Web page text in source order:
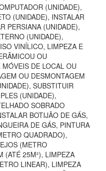
(UNIDADE),
(UNIDADE), INSTALAR
PERSIANA (UNIDADE),
(UNIDADE),
VINÍLICO, LIMPEZA E
OU
DE LOCAL OU
OU DESMONTAGEM
SUBSTITUIR
(UNIDADE),
SOBRADO
BOTIJÃO DE GÁS,
DE GÁS, PINTURA
QUADRADO),
(METRO
(ATÉ 25M²), LIMPEZA
LINEAR), LIMPEZA